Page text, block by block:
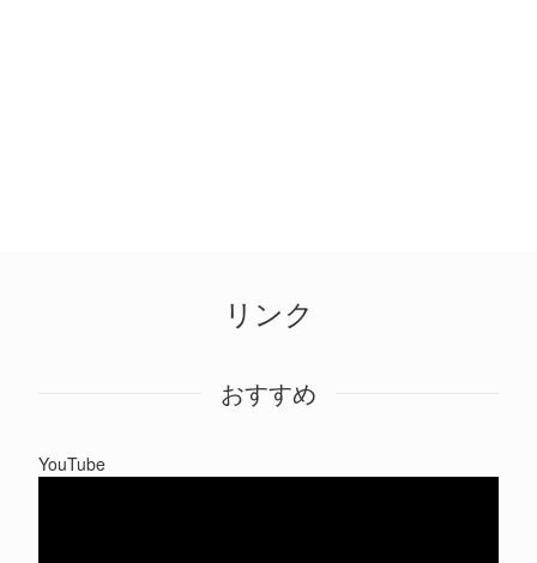
リンク
おすすめ
YouTube